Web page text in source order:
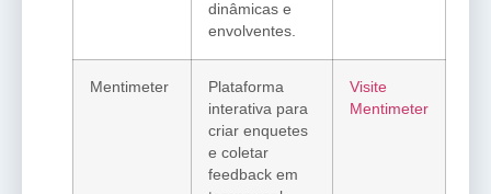
dinâmicas e
envolventes.
Mentimeter
Plataforma
interativa para
criar enquetes
e coletar
feedback em
Visite
Mentimeter